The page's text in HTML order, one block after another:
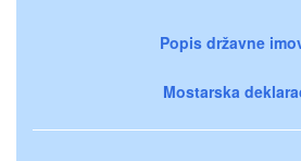
Popis državne
Mostarska